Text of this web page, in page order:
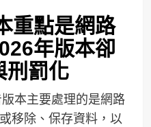
重點是網路
年版本卻
刑罰化
本主要處理的是網路
移除、保存資料，以